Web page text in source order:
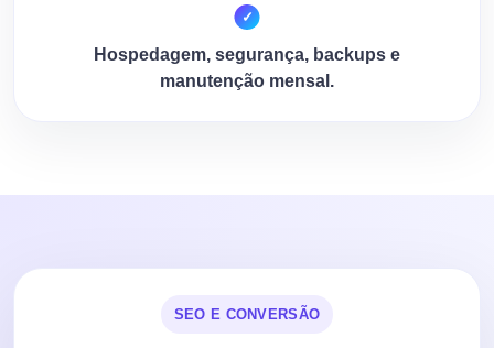
Hospedagem, segurança, backups e
manutenção mensal.
SEO E CONVERSÃO